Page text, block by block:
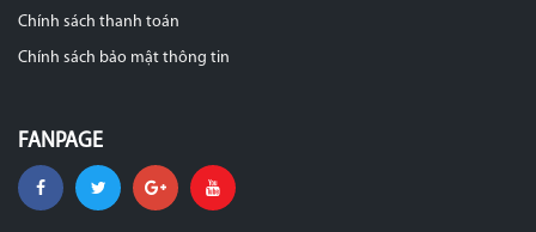
Chính sách thanh toán
Chính sách bảo mật thông tin
FANPAGE